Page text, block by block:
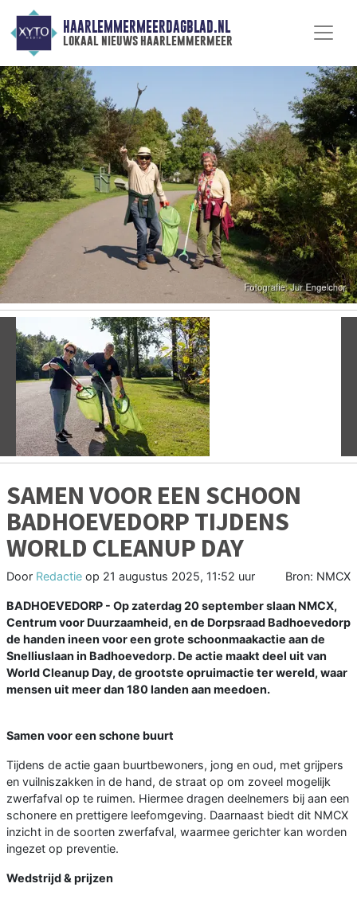
HAARLEMMERMEERDAGBLAD.NL
lokaal nieuws haarlemmermeer
Vorige
SAMEN VOOR EEN SCHOON
BADHOEVEDORP TIJDENS
WORLD CLEANUP DAY
Door Redactie op 21 augustus 2025, 11:52 uur Bron: NMCX
BADHOEVEDORP - Op zaterdag 20 september slaan NMCX,
Centrum voor Duurzaamheid, en de Dorpsraad Badhoevedorp
de handen ineen voor een grote schoonmaakactie aan de
Snelliuslaan in Badhoevedorp. De actie maakt deel uit van
World Cleanup Day, de grootste opruimactie ter wereld, waar
mensen uit meer dan 180 landen aan meedoen.
Samen voor een schone buurt
Tijdens de actie gaan buurtbewoners, jong en oud, met grijpers
en vuilniszakken in de hand, de straat op om zoveel mogelijk
zwerfafval op te ruimen. Hiermee dragen deelnemers bij aan een
schonere en prettigere leefomgeving. Daarnaast biedt dit NMCX
inzicht in de soorten zwerfafval, waarmee gerichter kan worden
ingezet op preventie.
Wedstrijd & prijzen